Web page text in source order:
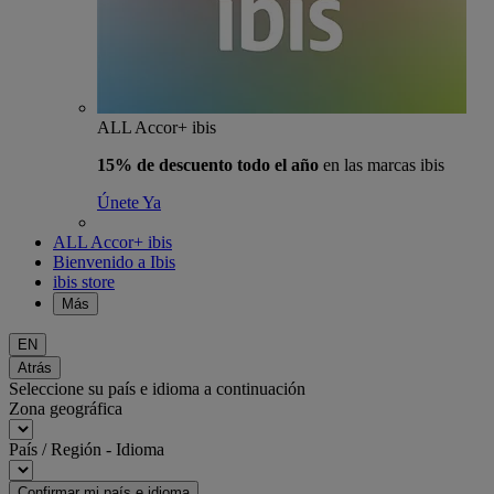
ALL Accor+ ibis
15% de descuento todo el año en las marcas ibis
Únete Ya
ALL Accor+ ibis
Bienvenido a Ibis
ibis store
Más
EN
Atrás
Seleccione su país e idioma a continuación
Zona geográfica
País / Región - Idioma